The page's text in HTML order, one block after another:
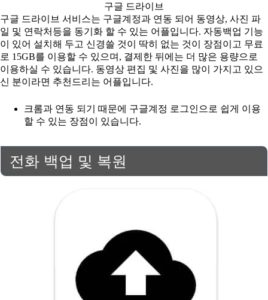
구글 드라이브
구글 드라이브 서비스는 구글계정과 연동 되어 동영상, 사진 파
일 및 연락처등을 동기화 할 수 있는 어플입니다. 자동백업 기능
이 있어 설치해 두고 신경쓸 것이 딱히 없는 것이 장점이고 무료
로 15GB를 이용할 수 있으며, 결제한 뒤에는 더 많은 용량으로
이용하실 수 있습니다. 동영상 편집 및 사진을 많이 가지고 있으
신 분이라면 추천드리는 어플입니다.
크롬과 연동 되기 때문에 구글계정 로그인으로 쉽게 이용
할 수 있는 장점이 있습니다.
전화 백업 및 복원